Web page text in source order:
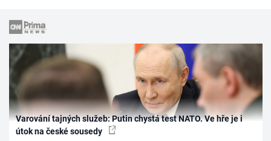
Varování tajných služeb: Putin chystá test NATO. Ve hře je i
útok na české sousedy